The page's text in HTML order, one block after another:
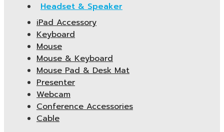
Headset & Speaker
iPad Accessory
Keyboard
Mouse
Mouse & Keyboard
Mouse Pad & Desk Mat
Presenter
Webcam
Conference Accessories
Cable